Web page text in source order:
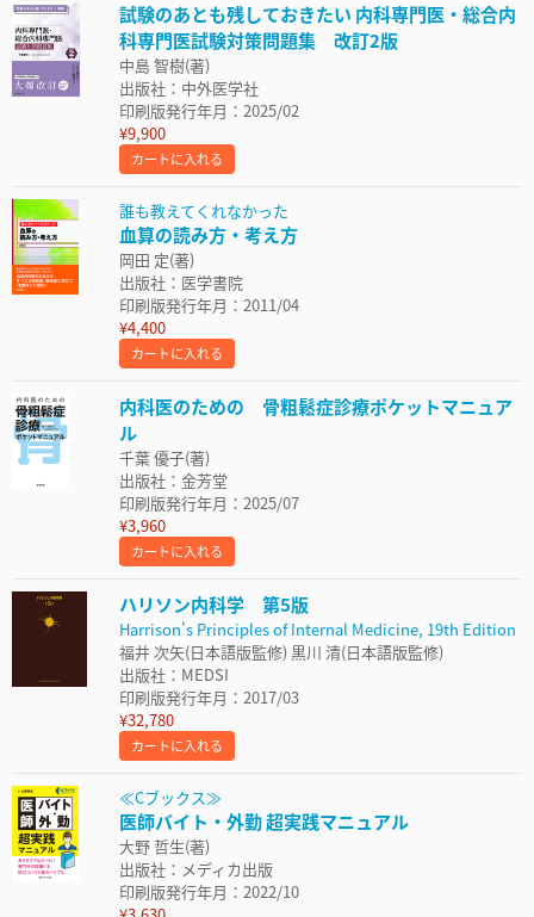
試験のあとも残しておきたい 内科専門医・総合内
科専門医試験対策問題集 改訂2版
中島 智樹(著)
出版社：中外医学社
印刷版発行年月：2025/02
¥9,900
カートに入れる
誰も教えてくれなかった
血算の読み方・考え方
岡田 定(著)
出版社：医学書院
印刷版発行年月：2011/04
¥4,400
カートに入れる
内科医のための 骨粗鬆症診療ポケットマニュア
ル
千葉 優子(著)
出版社：金芳堂
印刷版発行年月：2025/07
¥3,960
カートに入れる
ハリソン内科学 第5版
Harrison's Principles of Internal Medicine, 19th Edition
福井 次矢(日本語版監修) 黒川 清(日本語版監修)
出版社：MEDSI
印刷版発行年月：2017/03
¥32,780
カートに入れる
≪Cブックス≫
医師バイト・外勤 超実践マニュアル
大野 哲生(著)
出版社：メディカ出版
印刷版発行年月：2022/10